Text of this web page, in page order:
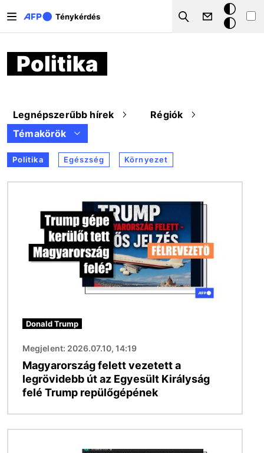
Ténykérdés
Search
Sötét
mód
Politika
Legnépszerűbb hírek
Régiók
Témakörök
Politika Egészség Környezet
Donald Trump
Megjelent: 2026.07.10, 14:19
Magyarország felett vezetett a
legrövidebb út az Egyesült Királyság
felé Trump repülőgépének